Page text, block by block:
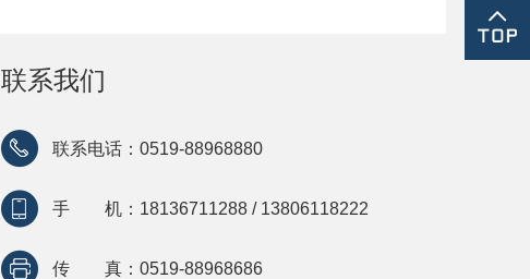
联系我们
联系电话：0519-88968880
手 机：18136711288 / 13806118222
传 真：0519-88968686